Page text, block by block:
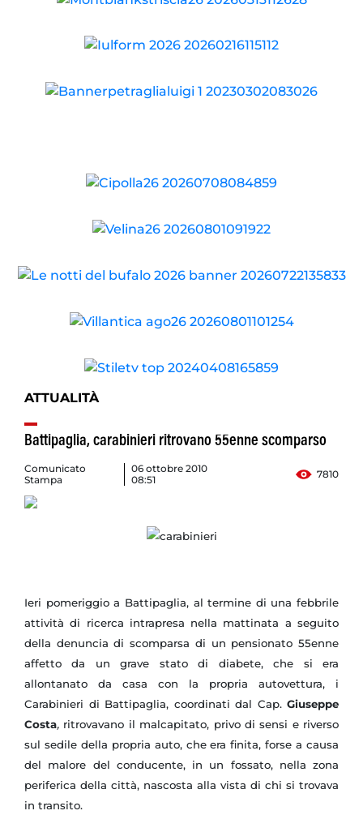
ATTUALITÀ
Battipaglia, carabinieri ritrovano 55enne scomparso
Comunicato
Stampa
06 ottobre 2010
08:51
7810
Ieri pomeriggio a Battipaglia, al termine di una febbrile
attività di ricerca intrapresa nella mattinata a seguito
della denuncia di scomparsa di un pensionato 55enne
affetto da un grave stato di diabete, che si era
allontanato da casa con la propria autovettura, i
Carabinieri di Battipaglia, coordinati dal Cap. Giuseppe
Costa, ritrovavano il malcapitato, privo di sensi e riverso
sul sedile della propria auto, che era finita, forse a causa
del malore del conducente, in un fossato, nella zona
periferica della città, nascosta alla vista di chi si trovava
in transito.